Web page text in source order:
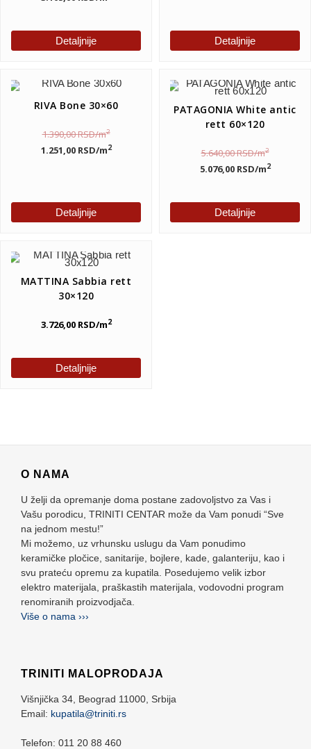
Detaljnije Detaljnije
RIVA Bone 30×60
1.390,00RSD/m2
1.251,00 RSD/m2
Detaljnije
PATAGONIA White antic
rett 60×120
5.640,00RSD/m2
5.076,00 RSD/m2
Detaljnije
MATTINA Sabbia rett
30×120
3.726,00 RSD/m2
Detaljnije
O NAMA
U želji da opremanje doma postane zadovoljstvo za Vas i
Vašu porodicu, TRINITI CENTAR može da Vam ponudi “Sve
na jednom mestu!”
Mi možemo, uz vrhunsku uslugu da Vam ponudimo
keramičke pločice, sanitarije, bojlere, kade, galanteriju, kao i
svu prateću opremu za kupatila. Posedujemo velik izbor
elektro materijala, praškastih materijala, vodovodni program
renomiranih proizvodjača.
Više o nama ›››
TRINITI MALOPRODAJA
Višnjička 34, Beograd 11000, Srbija
Email: kupatila@triniti.rs
Telefon: 011 20 88 460